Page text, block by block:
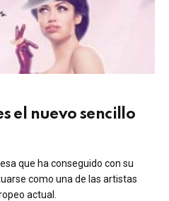
el nuevo sencillo
que ha conseguido con su
como una de las artistas
actual.